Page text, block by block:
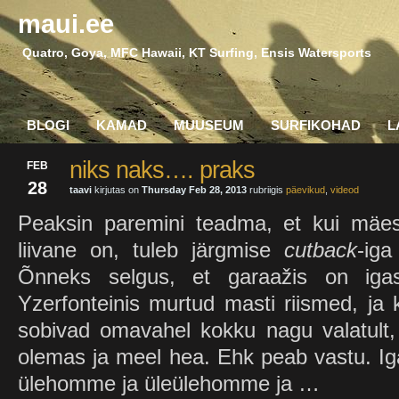
maui.ee
Quatro, Goya, MFC Hawaii, KT Surfing, Ensis Watersports
BLOGI KAMAD MUUSEUM SURFIKOHAD
FEB
28
niks naks…. praks
taavi kirjutas on Thursday Feb 28, 2013 rubriigis päevikud videod
Peaksin paremini teadma, et kui
liivane on, tuleb järgmisecutback-
Õnneks selgus, et garaažis on
Yzerfonteinis murtud masti riismed, ja
sobivad omavahel kokku nagu
olemas ja meel hea. Ehk peab vastu.
ülehomme ja üleülehomme ja …